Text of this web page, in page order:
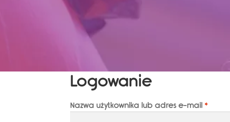
Logowanie
Nazwa użytkownika lub adres e-mail*